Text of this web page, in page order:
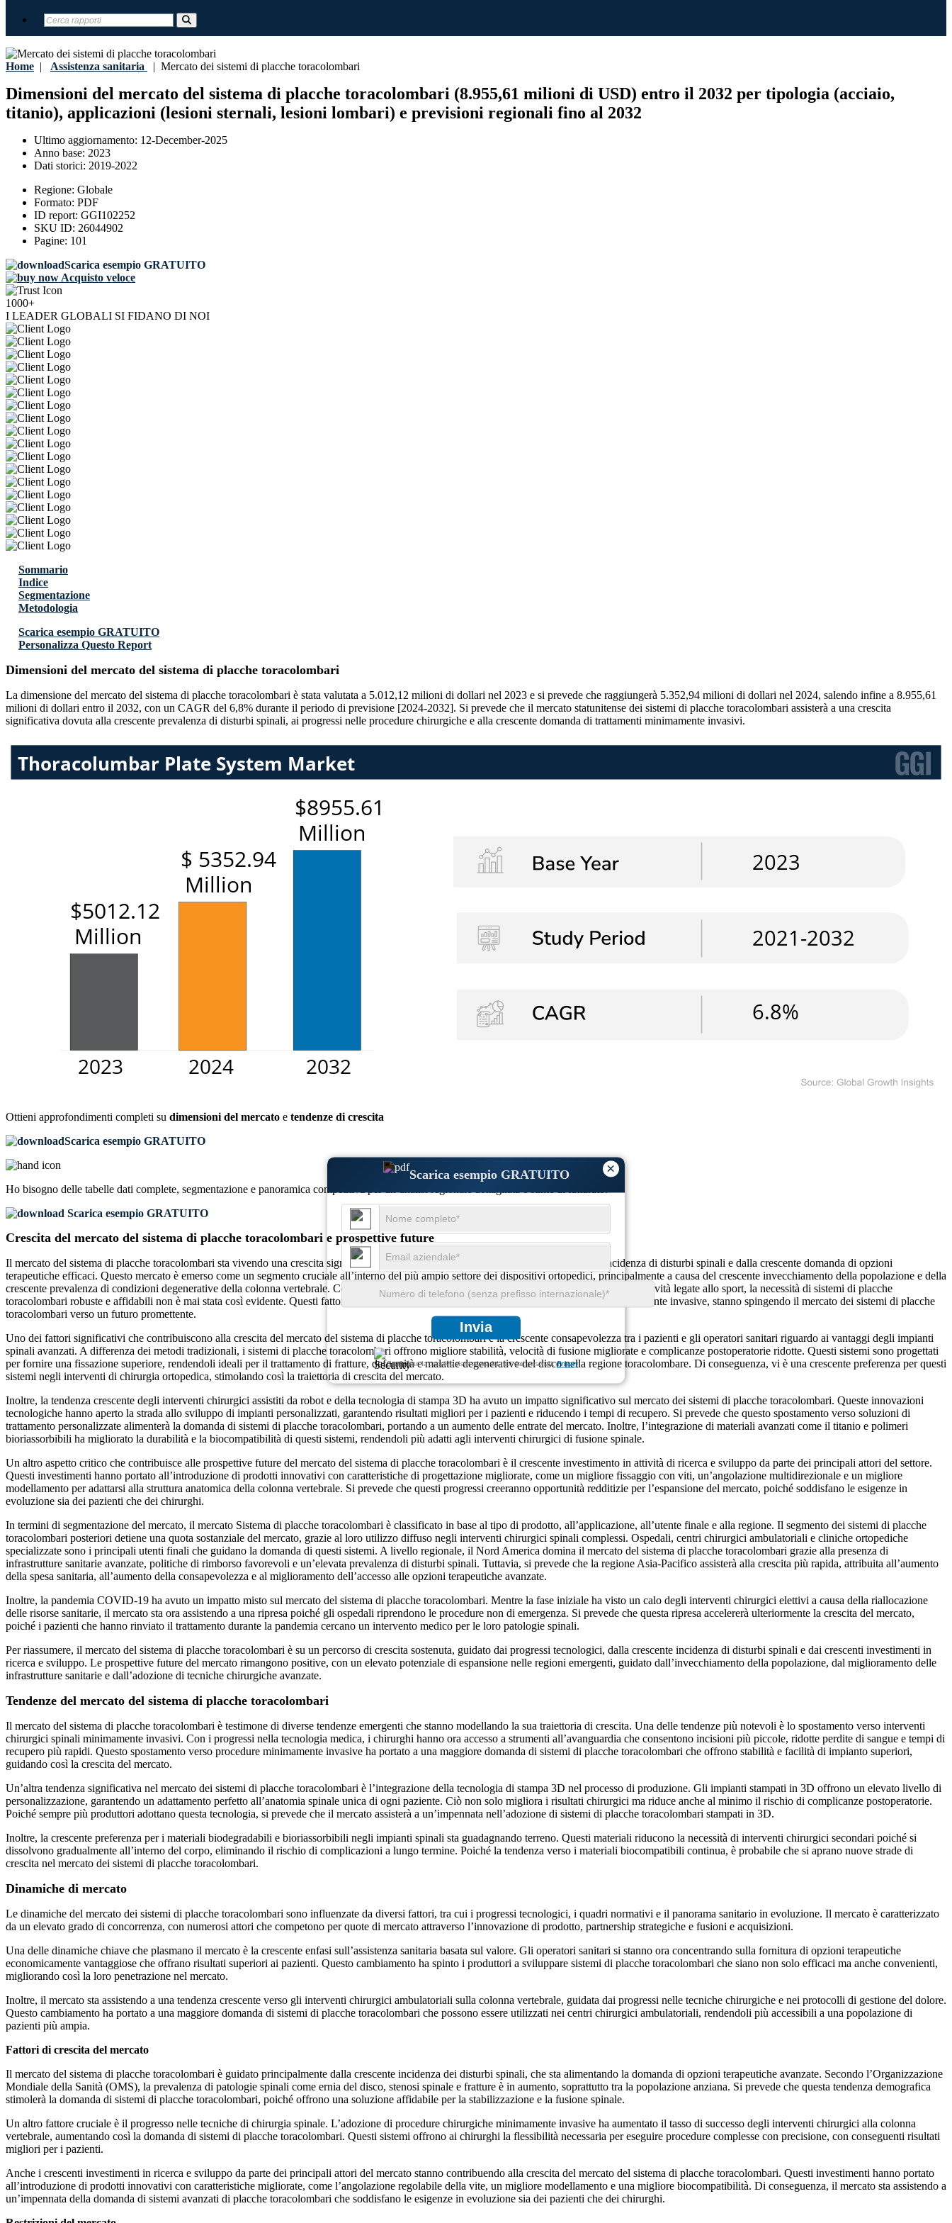
Home | Assistenza sanitaria | Mercato dei sistemi di placche toracolombari
Dimensioni del mercato del sistema di placche toracolombari (8.955,61 milioni di USD) entro il 2032 per tipologia (acciaio,
titanio), applicazioni (lesioni sternali, lesioni lombari) e previsioni regionali fino al 2032
Ultimo aggiornamento: 12-December-2025
Anno base: 2023
Dati storici: 2019-2022
Regione: Globale
Formato: PDF
ID report: GGI102252
SKU ID: 26044902
Pagine: 101
Scarica esempio GRATUITO
Acquisto veloce
1000+
I LEADER GLOBALI SI FIDANO DI NOI
×
Scarica esempio GRATUITO
Invia
Garantiamo la completa riservatezza dei tuoi dati personali.Privacy
Sommario
Indice
Segmentazione
Metodologia
Scarica esempio GRATUITO
Personalizza Questo Report
Dimensioni del mercato del sistema di placche toracolombari
La dimensione del mercato del sistema di placche toracolombari è stata valutata a 5.012,12 milioni di dollari nel 2023 e si prevede che raggiungerà 5.352,94 milioni di dollari nel 2024, salendo infine a 8.955,61
milioni di dollari entro il 2032, con un CAGR del 6,8% durante il periodo di previsione [2024-2032]. Si prevede che il mercato statunitense dei sistemi di placche toracolombari assisterà a una crescita
significativa dovuta alla crescente prevalenza di disturbi spinali, ai progressi nelle procedure chirurgiche e alla crescente domanda di trattamenti minimamente invasivi.
Ottieni approfondimenti completi su dimensioni del mercato e tendenze di crescita
Scarica esempio GRATUITO
Ho bisogno delle tabelle dati complete, segmentazione e panoramica competitiva
Scarica esempio GRATUITO
Crescita del mercato del sistema di placche toracolombari e prospettive future
Il mercato del sistema di placche toracolombari sta vivendo una crescita significativa, guidata dai progressi tecnologici, dalla crescente incidenza di disturbi spinali e dalla crescente domanda di opzioni
terapeutiche efficaci. Questo mercato è emerso come un segmento cruciale all’interno del più ampio settore dei dispositivi ortopedici, principalmente a causa del crescente invecchiamento della popolazione e della
crescente prevalenza di condizioni degenerative della colonna vertebrale. Con un aumento costante delle lesioni spinali derivanti da incidenti e attività legate allo sport, la necessità di sistemi di placche
toracolombari robuste e affidabili non è mai stata così evidente. Questi fattori, combinati con la rapida adozione di tecniche chirurgiche minimamente invasive, stanno spingendo il mercato dei sistemi di placche
toracolombari verso un futuro promettente.
Uno dei fattori significativi che contribuiscono alla crescita del mercato del sistema di placche toracolombari è la crescente consapevolezza tra i pazienti e gli operatori sanitari riguardo ai vantaggi degli impianti
spinali avanzati. A differenza dei metodi tradizionali, i sistemi di placche toracolombari offrono migliore stabilità, velocità di fusione migliorate e complicanze postoperatorie ridotte. Questi sistemi sono progettati
per fornire una fissazione superiore, rendendoli ideali per il trattamento di fratture, deformità e malattie degenerative del disco nella regione toracolombare. Di conseguenza, vi è una crescente preferenza per questi
sistemi negli interventi di chirurgia ortopedica, stimolando così la traiettoria di crescita del mercato.
Inoltre, la tendenza crescente degli interventi chirurgici assistiti da robot e della tecnologia di stampa 3D ha avuto un impatto significativo sul mercato dei sistemi di placche toracolombari. Queste innovazioni
tecnologiche hanno aperto la strada allo sviluppo di impianti personalizzati, garantendo risultati migliori per i pazienti e riducendo i tempi di recupero. Si prevede che questo spostamento verso soluzioni di
trattamento personalizzate alimenterà la domanda di sistemi di placche toracolombari, portando a un aumento delle entrate del mercato. Inoltre, l’integrazione di materiali avanzati come il titanio e polimeri
bioriassorbibili ha migliorato la durabilità e la biocompatibilità di questi sistemi, rendendoli più adatti agli interventi chirurgici di fusione spinale.
Un altro aspetto critico che contribuisce alle prospettive future del mercato del sistema di placche toracolombari è il crescente investimento in attività di ricerca e sviluppo da parte dei principali attori del settore.
Questi investimenti hanno portato all’introduzione di prodotti innovativi con caratteristiche di progettazione migliorate, come un migliore fissaggio con viti, un’angolazione multidirezionale e un migliore
modellamento per adattarsi alla struttura anatomica della colonna vertebrale. Si prevede che questi progressi creeranno opportunità redditizie per l’espansione del mercato, poiché soddisfano le esigenze in
evoluzione sia dei pazienti che dei chirurghi.
In termini di segmentazione del mercato, il mercato Sistema di placche toracolombari è classificato in base al tipo di prodotto, all’applicazione, all’utente finale e alla regione. Il segmento dei sistemi di placche
toracolombari posteriori detiene una quota sostanziale del mercato, grazie al loro utilizzo diffuso negli interventi chirurgici spinali complessi. Ospedali, centri chirurgici ambulatoriali e cliniche ortopediche
specializzate sono i principali utenti finali che guidano la domanda di questi sistemi. A livello regionale, il Nord America domina il mercato del sistema di placche toracolombari grazie alla presenza di
infrastrutture sanitarie avanzate, politiche di rimborso favorevoli e un’elevata prevalenza di disturbi spinali. Tuttavia, si prevede che la regione Asia-Pacifico assisterà alla crescita più rapida, attribuita all’aumento
della spesa sanitaria, all’aumento della consapevolezza e al miglioramento dell’accesso alle opzioni terapeutiche avanzate.
Inoltre, la pandemia COVID-19 ha avuto un impatto misto sul mercato del sistema di placche toracolombari. Mentre la fase iniziale ha visto un calo degli interventi chirurgici elettivi a causa della riallocazione
delle risorse sanitarie, il mercato sta ora assistendo a una ripresa poiché gli ospedali riprendono le procedure non di emergenza. Si prevede che questa ripresa accelererà ulteriormente la crescita del mercato,
poiché i pazienti che hanno rinviato il trattamento durante la pandemia cercano un intervento medico per le loro patologie spinali.
Per riassumere, il mercato del sistema di placche toracolombari è su un percorso di crescita sostenuta, guidato dai progressi tecnologici, dalla crescente incidenza di disturbi spinali e dai crescenti investimenti in
ricerca e sviluppo. Le prospettive future del mercato rimangono positive, con un elevato potenziale di espansione nelle regioni emergenti, guidato dall’invecchiamento della popolazione, dal miglioramento delle
infrastrutture sanitarie e dall’adozione di tecniche chirurgiche avanzate.
Tendenze del mercato del sistema di placche toracolombari
Il mercato del sistema di placche toracolombari è testimone di diverse tendenze emergenti che stanno modellando la sua traiettoria di crescita. Una delle tendenze più notevoli è lo spostamento verso interventi
chirurgici spinali minimamente invasivi. Con i progressi nella tecnologia medica, i chirurghi hanno ora accesso a strumenti all’avanguardia che consentono incisioni più piccole, ridotte perdite di sangue e tempi di
recupero più rapidi. Questo spostamento verso procedure minimamente invasive ha portato a una maggiore domanda di sistemi di placche toracolombari che offrono stabilità e facilità di impianto superiori,
guidando così la crescita del mercato.
Un’altra tendenza significativa nel mercato dei sistemi di placche toracolombari è l’integrazione della tecnologia di stampa 3D nel processo di produzione. Gli impianti stampati in 3D offrono un elevato livello di
personalizzazione, garantendo un adattamento perfetto all’anatomia spinale unica di ogni paziente. Ciò non solo migliora i risultati chirurgici ma riduce anche al minimo il rischio di complicanze postoperatorie.
Poiché sempre più produttori adottano questa tecnologia, si prevede che il mercato assisterà a un’impennata nell’adozione di sistemi di placche toracolombari stampati in 3D.
Inoltre, la crescente preferenza per i materiali biodegradabili e bioriassorbibili negli impianti spinali sta guadagnando terreno. Questi materiali riducono la necessità di interventi chirurgici secondari poiché si
dissolvono gradualmente all’interno del corpo, eliminando il rischio di complicazioni a lungo termine. Poiché la tendenza verso i materiali biocompatibili continua, è probabile che si aprano nuove strade di
crescita nel mercato dei sistemi di placche toracolombari.
Dinamiche di mercato
Le dinamiche del mercato dei sistemi di placche toracolombari sono influenzate da diversi fattori, tra cui i progressi tecnologici, i quadri normativi e il panorama sanitario in evoluzione. Il mercato è caratterizzato
da un elevato grado di concorrenza, con numerosi attori che competono per quote di mercato attraverso l’innovazione di prodotto, partnership strategiche e fusioni e acquisizioni.
Una delle dinamiche chiave che plasmano il mercato è la crescente enfasi sull’assistenza sanitaria basata sul valore. Gli operatori sanitari si stanno ora concentrando sulla fornitura di opzioni terapeutiche
economicamente vantaggiose che offrano risultati superiori ai pazienti. Questo cambiamento ha spinto i produttori a sviluppare sistemi di placche toracolombari che siano non solo efficaci ma anche convenienti,
migliorando così la loro penetrazione nel mercato.
Inoltre, il mercato sta assistendo a una tendenza crescente verso gli interventi chirurgici ambulatoriali sulla colonna vertebrale, guidata dai progressi nelle tecniche chirurgiche e nei protocolli di gestione del dolore.
Questo cambiamento ha portato a una maggiore domanda di sistemi di placche toracolombari che possono essere utilizzati nei centri chirurgici ambulatoriali, rendendoli più accessibili a una popolazione di
pazienti più ampia.
Fattori di crescita del mercato
Il mercato del sistema di placche toracolombari è guidato principalmente dalla crescente incidenza dei disturbi spinali, che sta alimentando la domanda di opzioni terapeutiche avanzate. Secondo l’Organizzazione
Mondiale della Sanità (OMS), la prevalenza di patologie spinali come ernia del disco, stenosi spinale e fratture è in aumento, soprattutto tra la popolazione anziana. Si prevede che questa tendenza demografica
stimolerà la domanda di sistemi di placche toracolombari, poiché offrono una soluzione affidabile per la stabilizzazione e la fusione spinale.
Un altro fattore cruciale è il progresso nelle tecniche di chirurgia spinale. L’adozione di procedure chirurgiche minimamente invasive ha aumentato il tasso di successo degli interventi chirurgici alla colonna
vertebrale, aumentando così la domanda di sistemi di placche toracolombari. Questi sistemi offrono ai chirurghi la flessibilità necessaria per eseguire procedure complesse con precisione, con conseguenti risultati
migliori per i pazienti.
Anche i crescenti investimenti in ricerca e sviluppo da parte dei principali attori del mercato stanno contribuendo alla crescita del mercato del sistema di placche toracolombari. Questi investimenti hanno portato
all’introduzione di prodotti innovativi con caratteristiche migliorate, come l’angolazione regolabile della vite, un migliore modellamento e una migliore biocompatibilità. Di conseguenza, il mercato sta assistendo a
un’impennata della domanda di sistemi avanzati di placche toracolombari che soddisfano le esigenze in evoluzione sia dei pazienti che dei chirurghi.